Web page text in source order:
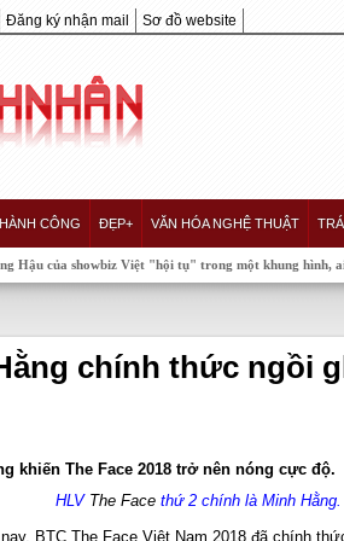
Đăng ký nhận mail Sơ đồ website
CÔNG ĐẸP+ VĂN HÓA NGHỆ THUẬT
trong một khung hình, ai xuất hơn ai?
chính thức ngồi
khiến The Face 2018 trở nên nóng cực độ.
HLV The Facethứ 2 chính là Minh Hằng.
BTC The Face Việt Nam 2018 đã chính